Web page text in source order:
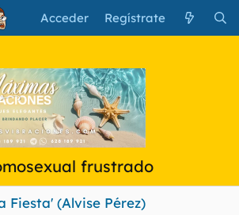
Acceder Regístrate
frustrado
Fiesta' (Alvise Pérez)